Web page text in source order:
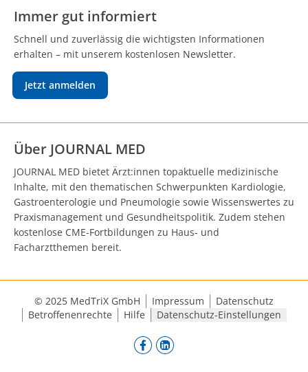
Immer gut informiert
Schnell und zuverlässig die wichtigsten Informationen
erhalten – mit unserem kostenlosen Newsletter.
Jetzt anmelden
Über JOURNAL MED
JOURNAL MED bietet Ärzt:innen topaktuelle medizinische
Inhalte, mit den thematischen Schwerpunkten Kardiologie,
Gastroenterologie und Pneumologie sowie Wissenswertes zu
Praxismanagement und Gesundheitspolitik. Zudem stehen
kostenlose CME-Fortbildungen zu Haus- und
Facharztthemen bereit.
© 2025 MedTriX GmbH Impressum
Datenschutz
Betroffenenrechte
Hilfe Datenschutz-Einstellungen